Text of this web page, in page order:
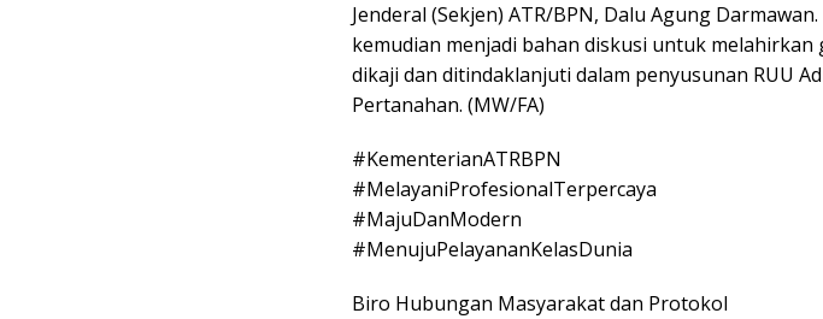
Jenderal (Sekjen) ATR/BPN, Dalu Agung
kemudian menjadi bahan diskusi untuk melahirkan
dikaji dan ditindaklanjuti dalam penyusunan RUU
Pertanahan. (MW/FA)
#KementerianATRBPN
#MelayaniProfesionalTerpercaya
#MajuDanModern
#MenujuPelayananKelasDunia
Biro Hubungan Masyarakat dan Protokol